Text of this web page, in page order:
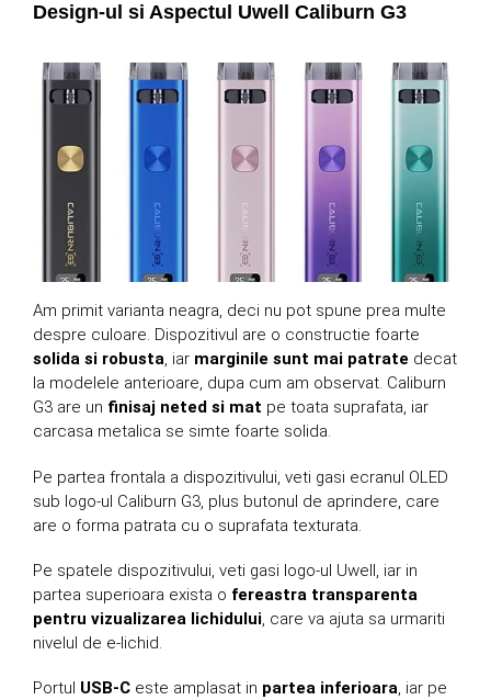
Design-ul si Aspectul Uwell Caliburn G3
Am primit varianta neagra, deci nu pot spune prea multe
despre culoare. Dispozitivul are o constructie foarte
solida si robusta, iar marginile sunt mai patrate decat
la modelele anterioare, dupa cum am observat. Caliburn
G3 are un finisaj neted si mat pe toata suprafata, iar
carcasa metalica se simte foarte solida.
Pe partea frontala a dispozitivului, veti gasi ecranul OLED
sub logo-ul Caliburn G3, plus butonul de aprindere, care
are o forma patrata cu o suprafata texturata.
Pe spatele dispozitivului, veti gasi logo-ul Uwell, iar in
partea superioara exista o fereastra transparenta
pentru vizualizarea lichidului, care va ajuta sa urmariti
nivelul de e-lichid.
Portul USB-C este amplasat in partea inferioara, iar pe